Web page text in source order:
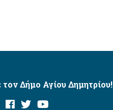
τον Δήμο Αγίου Δημητρίου!